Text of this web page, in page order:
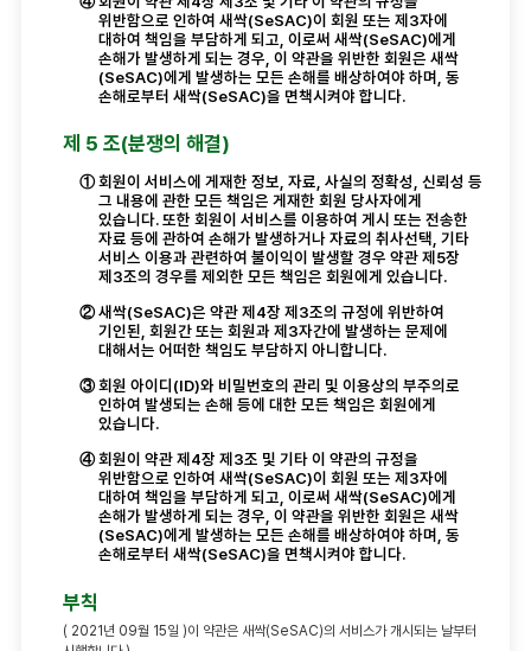
위반함으로 인하여 새싹(SeSAC)이 회원 또는 제3자에
대하여 책임을 부담하게 되고, 이로써 새싹(SeSAC)에게
손해가 발생하게 되는 경우, 이 약관을 위반한 회원은 새싹
(SeSAC)에게 발생하는 모든 손해를 배상하여야 하며, 동
손해로부터 새싹(SeSAC)을 면책시켜야 합니다.
제 5 조(분쟁의 해결)
① 회원이 서비스에 게재한 정보, 자료, 사실의 정확성, 신뢰성 등
그 내용에 관한 모든 책임은 게재한 회원 당사자에게
있습니다. 또한 회원이 서비스를 이용하여 게시 또는 전송한
자료 등에 관하여 손해가 발생하거나 자료의 취사선택, 기타
서비스 이용과 관련하여 불이익이 발생할 경우 약관 제5장
제3조의 경우를 제외한 모든 책임은 회원에게 있습니다.
② 새싹(SeSAC)은 약관 제4장 제3조의 규정에 위반하여
기인된, 회원간 또는 회원과 제3자간에 발생하는 문제에
대해서는 어떠한 책임도 부담하지 아니합니다.
③ 회원 아이디(ID)와 비밀번호의 관리 및 이용상의 부주의로
인하여 발생되는 손해 등에 대한 모든 책임은 회원에게
있습니다.
④ 회원이 약관 제4장 제3조 및 기타 이 약관의 규정을
위반함으로 인하여 새싹(SeSAC)이 회원 또는 제3자에
대하여 책임을 부담하게 되고, 이로써 새싹(SeSAC)에게
손해가 발생하게 되는 경우, 이 약관을 위반한 회원은 새싹
(SeSAC)에게 발생하는 모든 손해를 배상하여야 하며, 동
손해로부터 새싹(SeSAC)을 면책시켜야 합니다.
부칙
( 2021년 09월 15일 )이 약관은 새싹(SeSAC)의 서비스가 개시되는 날부터